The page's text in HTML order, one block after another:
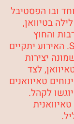
מיוחד ובו הפסטיבל
בטיוואן,
והחוץ
הטאיוואני ופרויקט Spotlight Taiwan. האירוע יתקיים
יצירות
לצד
טאיוואנים
לקהל.